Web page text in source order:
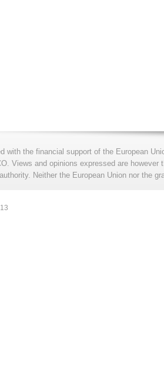
with the financial support of the European
Views and opinions expressed are
Neither the European Union nor the